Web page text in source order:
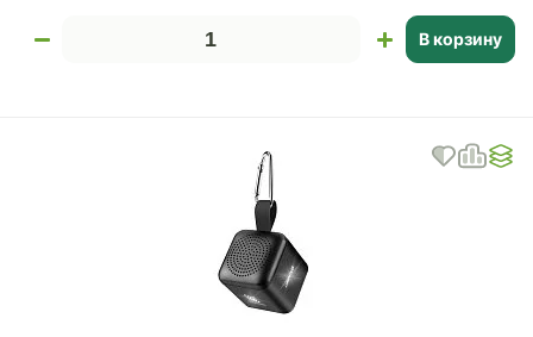
В корзину